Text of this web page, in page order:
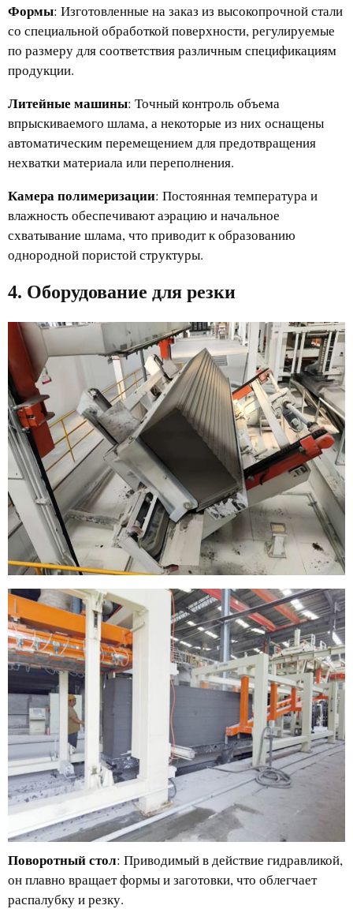
Формы: Изготовленные на заказ из высокопрочной стали
со специальной обработкой поверхности, регулируемые
по размеру для соответствия различным спецификациям
продукции.
Литейные машины: Точный контроль объема
впрыскиваемого шлама, а некоторые из них оснащены
автоматическим перемещением для предотвращения
нехватки материала или переполнения.
Камера полимеризации: Постоянная температура и
влажность обеспечивают аэрацию и начальное
схватывание шлама, что приводит к образованию
однородной пористой структуры.
4. Оборудование для резки
Поворотный стол: Приводимый в действие гидравликой,
он плавно вращает формы и заготовки, что облегчает
распалубку и резку.